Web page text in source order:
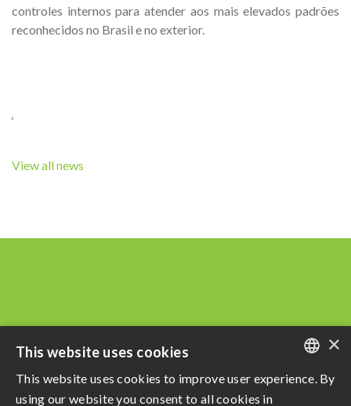
controles internos para atender aos mais elevados padrões
reconhecidos no Brasil e no exterior.
‘
View all news
PORTUGUESE
×
This website uses cookies
This website uses cookies to improve user experience. By
using our website you consent to all cookies in